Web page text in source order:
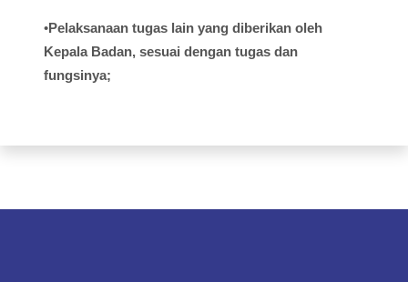
•Pelaksanaan tugas lain yang diberikan oleh
KepalaBadan, sesuai dengan tugas dan
fungsinya;